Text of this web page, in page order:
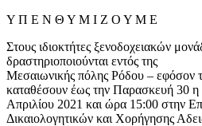
Υ Π Ε Ν Θ Υ Μ Ι Ζ Ο Υ Μ Ε
Στους ιδιοκτήτες ξενοδοχειακών
δραστηριοποιούνται εντός της
Μεσαιωνικής πόλης Ρόδου – εφόσον
καταθέσουν έως την Παρασκευή 30 η
Απριλίου 2021 και ώρα 15:00 στην
Δικαιολογητικών και Χορήγησης